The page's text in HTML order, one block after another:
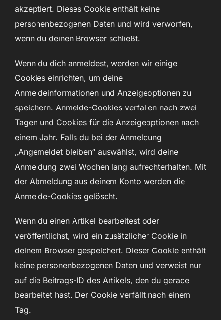
akzeptiert. Dieses Cookie enthält keine
personenbezogenen Daten und wird verworfen,
wenn du deinen Browser schließt.
Wenn du dich anmeldest, werden wir einige
Cookies einrichten, um deine
Anmeldeinformationen und Anzeigeoptionen zu
speichern. Anmelde-Cookies verfallen nach zwei
Tagen und Cookies für die Anzeigeoptionen nach
einem Jahr. Falls du bei der Anmeldung
„Angemeldet bleiben“ auswählst, wird deine
Anmeldung zwei Wochen lang aufrechterhalten. Mit
der Abmeldung aus deinem Konto werden die
Anmelde-Cookies gelöscht.
Wenn du einen Artikel bearbeitest oder
veröffentlichst, wird ein zusätzlicher Cookie in
deinem Browser gespeichert. Dieser Cookie enthält
keine personenbezogenen Daten und verweist nur
auf die Beitrags-ID des Artikels, den du gerade
bearbeitet hast. Der Cookie verfällt nach einem
Tag.